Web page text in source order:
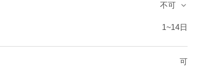
不可
1~14日
可